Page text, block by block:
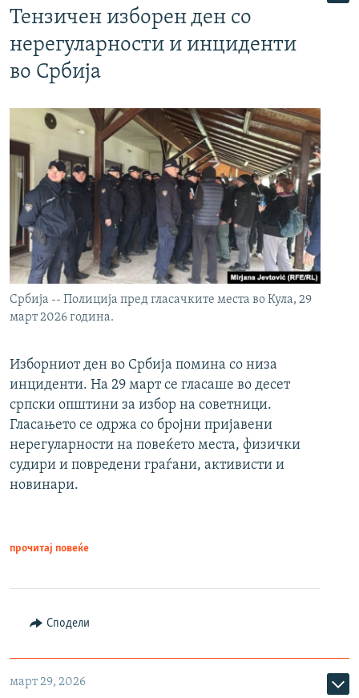
Тензичен изборен ден со
нерегуларности и инциденти
во Србија
Србија -- Полиција пред гласачките места во Кула, 29
март 2026 година.
Изборниот ден во Србија помина со низа
инциденти. На 29 март се гласаше во десет
српски општини за избор на советници.
Гласањето се одржа со бројни пријавени
нерегуларности на повеќето места, физички
судири и повредени граѓани, активисти и
новинари.
прочитај повеќе
Сподели
март 29, 2026